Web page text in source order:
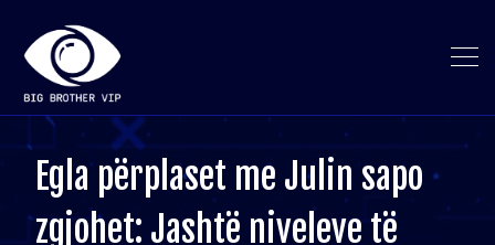
Egla përplaset me Julin sapo
zgjohet: Jashtë niveleve të